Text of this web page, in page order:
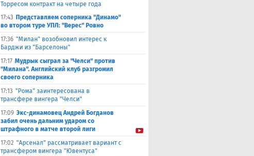
Торресом контракт на четыре года
17:43 Представляем соперника "Динамо"
во втором туре УПЛ: "Верес" Ровно
17:36 "Милан" возобновил интерес к
Барджи из "Барселоны"
17:17 Мудрык сыграл за "Челси" против
"Милана". Английский клуб разгромил
своего соперника
17:13 "Рома" заинтересована в
трансфере вингера "Челси"
17:09 Экс-динамовец Андрей Богданов
забил очень дальним ударом со
штрафного в матче второй лиги
17:02 "Арсенал" рассматривает вариант с
трансфером вингера "Ювентуса"